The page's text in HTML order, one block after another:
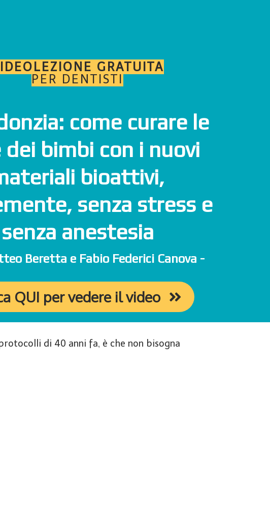
GRATUITA
PER DENTISTI
come curare le
dei bimbi con i nuovi
bioattivi,
senza stress e
senza anestesia
Beretta e Fabio Federici Canova -
QUI per vedere il video
di 40 anni fa, è che non bisogna